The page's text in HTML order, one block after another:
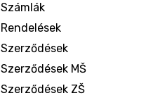
Számlák
Rendelések
Szerződések
Szerződések MŠ
Szerződések ZŠ